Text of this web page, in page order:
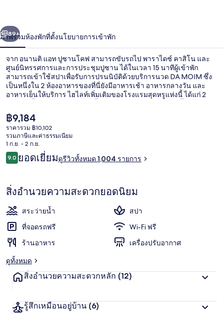
ปู
ซาน
โคฟ
า
ถัดไป
89+
ภาพรวมห้องพักที่ตั้งนโยบายการเข้าพัก
จาก อนานติ แอท ปูซานโคฟ สามารถขับรถไป พาราไดซ์ คาสิโน และ
ศูนย์นิทรรศการและการประชุมปูซาน ได้ในเวลา 15 นาทีผู้เข้าพัก
สามารถเข้าใช้สปาเพื่อรับการปรนนิบัติด้วยบริการนวด DA MOIM ซึ่ง
เป็นหนึ่งใน 2 ห้องอาหารของที่นี่ยังมีอาหารเช้า อาหารกลางวัน และ
อาหารเย็นให้บริการ ไฮไลท์เพิ่มเติมของโรงแรมสุดหรูแห่งนี้ ได้แก่ 2
ราคา
ปัจจุบัน
฿9,184
฿9,184
ราคารวม ฿10,102
รวมภาษีและค่าธรรมเนียม
1 ก.ย. - 2 ก.ย.
รีวิว
9.09.0 จาก 10
ยอดเยี่ยมดูรีวิวทั้งหมด 1,004 รายการ
สิ่งอำนวยความสะดวกยอดนิยม
สระว่ายน้ำ
สปา
ที่จอดรถฟรี
Wi-Fi ฟรี
ร้านอาหาร
เครื่องปรับอากาศ
ดูทั้งหมด
สิ่งอำนวยความสะดวกหลัก (12)
รู้สึกเหมือนอยู่บ้าน (6)